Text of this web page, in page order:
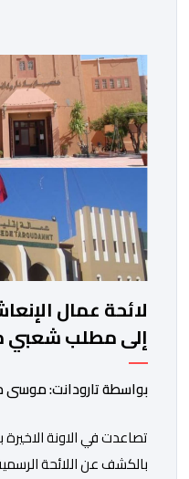
ادراج 10 التزامات
تعاقد سياسي مع المناطق
الانتخابية إلى التزامات
لائحة عمال
إلى مطلب شعبي
بواسطة تارودانت: موسى
تصاعدت في الاونة
بالكشف عن اللائحة